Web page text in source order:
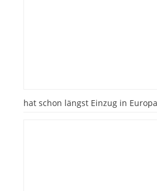
hat schon längst Einzug in